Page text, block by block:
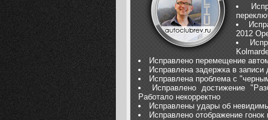
2012
Исправлено перемещение
Исправлена задержка в
Исправлена проблема с
Исправлено достижение
Работало некорректно
Исправлены удары об
Исправлено отображение